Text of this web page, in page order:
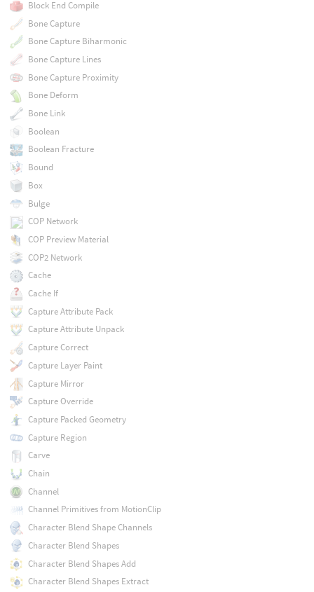
Block End Compile
Bone Capture
Bone Capture Biharmonic
Bone Capture Lines
Bone Capture Proximity
Bone Deform
Bone Link
Boolean
Boolean Fracture
Bound
Box
Bulge
COP Network
COP Preview Material
COP2 Network
Cache
Cache If
Capture Attribute Pack
Capture Attribute Unpack
Capture Correct
Capture Layer Paint
Capture Mirror
Capture Override
Capture Packed Geometry
Capture Region
Carve
Chain
Channel
Channel Primitives from MotionClip
Character Blend Shape Channels
Character Blend Shapes
Character Blend Shapes Add
Character Blend Shapes Extract